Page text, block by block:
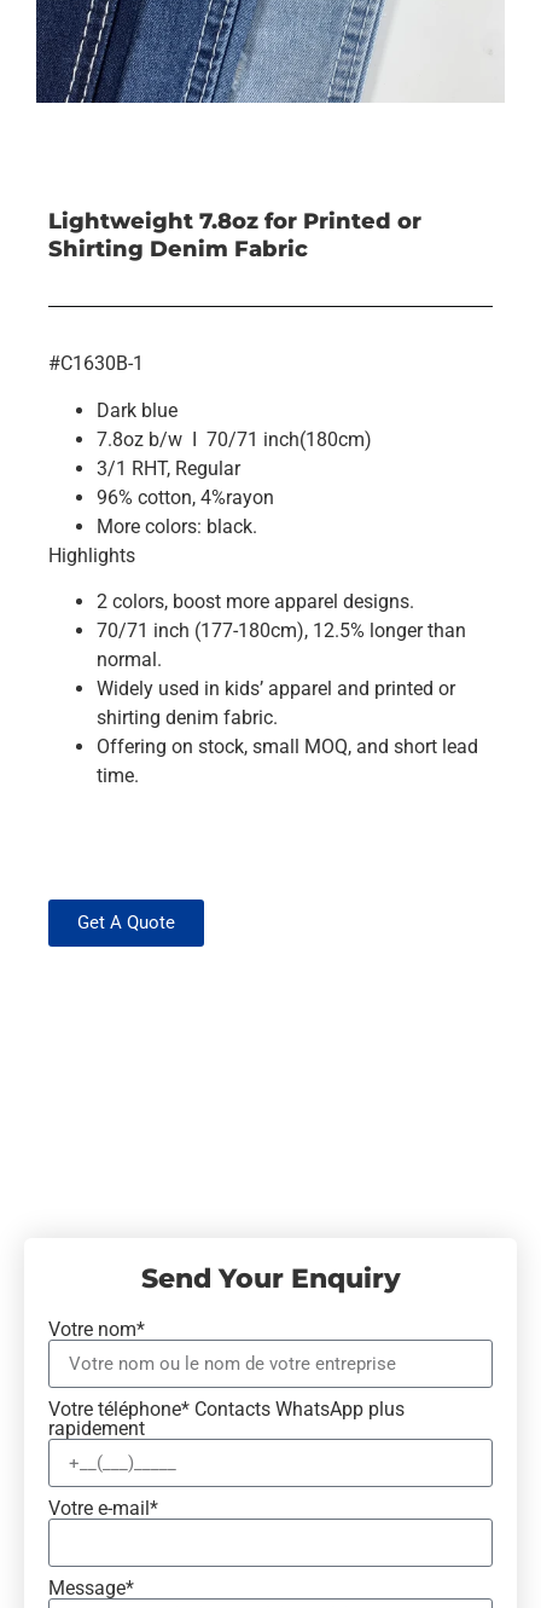
Lightweight 7.8oz for Printed or
Shirting Denim Fabric
#C1630B-1
Dark blue
7.8oz b/w I 70/71 inch(180cm)
3/1 RHT, Regular
96% cotton, 4%rayon
More colors: black.
Highlights
2 colors, boost more apparel designs.
70/71 inch (177-180cm), 12.5% longer than
normal.
Widely used in kids’ apparel and printed or
shirting denim fabric.
Offering on stock, small MOQ, and short lead
time.
Get A Quote
Send Your Enquiry
Votre nom*
Votre téléphone* Contacts WhatsApp plus
rapidement
Votre e-mail*
Message*